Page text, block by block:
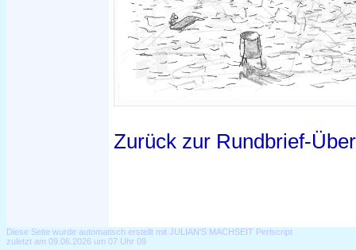
Zurück zur Rundbrief-
Diese Seite wurde automatisch erstellt mit JULIAN'S MACHSEIT Perlscript
zuletzt am 09.06.2026 um 07 Uhr 09